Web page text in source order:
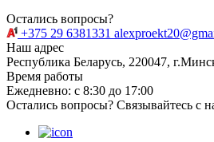
Остались вопросы?
+375 29 6381331
Наш адрес
Республика Беларусь, 220047,
Время работы
Ежедневно: с 8:30 до 17:00
Остались вопросы? Связывайтесь с